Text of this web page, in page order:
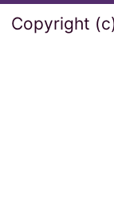
Copyright